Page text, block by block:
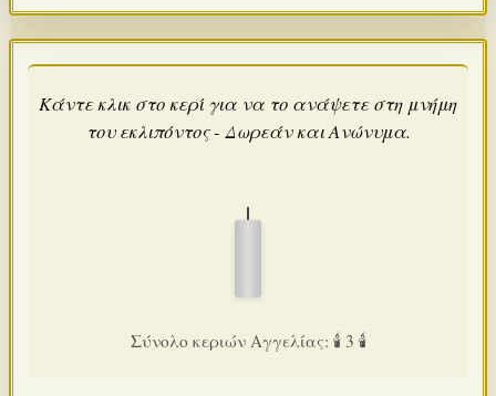
Κάντε κλικ στο κερί για να το ανάψετε στη μνήμη
του εκλιπόντος - Δωρεάν και Ανώνυμα.
Σύνολο κεριών Αγγελίας: 🕯️ 3 🕯️